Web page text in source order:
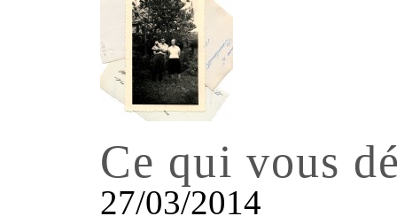
Ce qui vous
27/03/2014